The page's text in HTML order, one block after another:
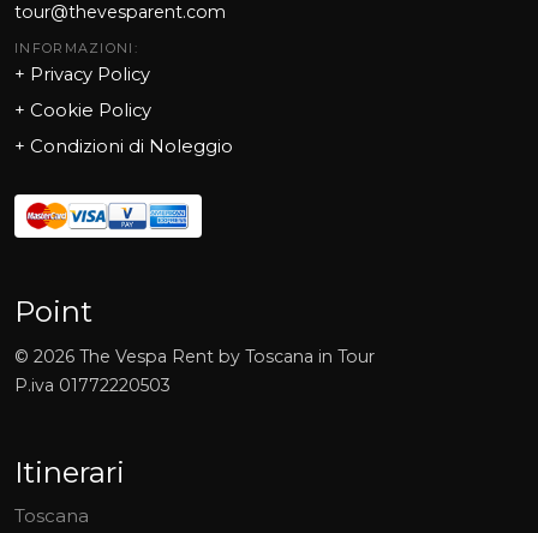
tour@thevesparent.com
INFORMAZIONI:
+ Privacy Policy
+ Cookie Policy
+ Condizioni di Noleggio
Point
© 2026 The Vespa Rent by Toscana in Tour
P.iva 01772220503
Itinerari
Toscana